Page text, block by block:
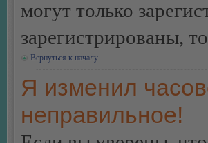
могут только
зарегистрированы,
Вернуться к началу
Я изменил
неправильное!